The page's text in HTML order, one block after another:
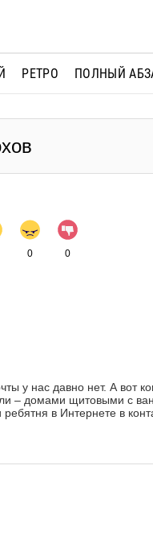
РЕТРО ПОЛНЫЙ
0 0
у нас давно нет. А вот
– домами щитовыми с
в Интернете в